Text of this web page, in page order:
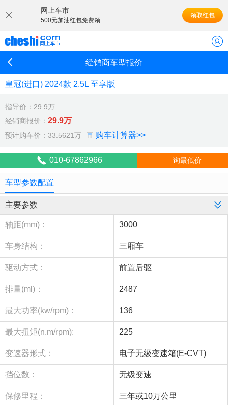
网上车市
500元加油红包免费领
领取红包
经销商车型报价
皇冠(进口) 2024款 2.5L 至享版
指导价：29.9万
经销商报价： 29.9万
预计购车价：33.5621万 购车计算器>>
010-67862966 询最低价
车型参数配置
主要参数
轴距(mm)： 3000
车身结构： 三厢车
驱动方式： 前置后驱
排量(ml)： 2487
最大功率(kw/rpm)： 136
最大扭矩(n.m/rpm): 225
变速器形式： 电子无级变速箱(E-CVT)
挡位数： 无级变速
保修里程： 三年或10万公里